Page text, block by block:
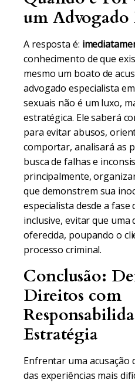
um Advogado
A resposta é:
conhecimento de que
mesmo um boato de
advogado especialista
sexuais não é um luxo,
estratégica. Ele saberá
para evitar abusos,
comportar, analisará as
busca de falhas e
principalmente,
que demonstrem sua
especialista desde a
inclusive, evitar que uma
oferecida, poupando o
processo criminal.
Conclusão:
Direitos com
Estratégia
Enfrentar uma acusação
das experiências mais